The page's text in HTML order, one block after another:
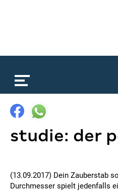
studie: der
(13.09.2017) Dein Zauberstab
Durchmesser spielt jedenfalls